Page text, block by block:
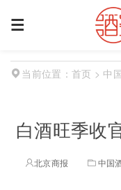
当前位置： 首页 > 中
白酒旺季收
北京商报 中国